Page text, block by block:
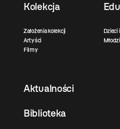
Kolekcja
Założenia kolekcji
Artyści
Filmy
Dzieci
Aktualności
Biblioteka